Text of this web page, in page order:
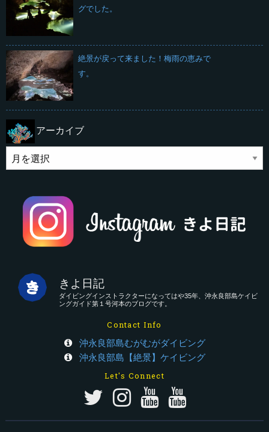
グでした。
絶景が戻って来ました！梅雨の恵みで
す。
アーカイブ
きよ日記
ダイビングインストラクターになってはや35年、沖永良部島ケイビ
ングガイド第１号河本のブログです。
Contact Info
沖永良部島むがむがダイビング
沖永良部島【絶景】ケイビング
Let's Connect